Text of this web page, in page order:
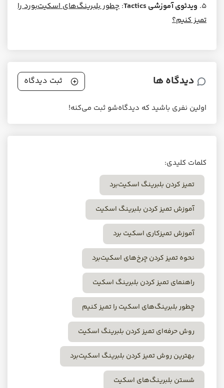
۵. ویدئوی آموزشی Tactics : چطور بلبرینگ‌های اسکیت‌بورد را
تمیز کنیم؟
دیدگاه ها ثبت دیدگاه
اولین نفری باشید که دیدگاه‌شو ثبت می‌کنه!
کلمات کلیدی:
تمیز کردن بلبرینگ اسکیت‌برد
آموزش تمیز کردن بلبرینگ اسکیت
آموزش تمیزکاری اسکیت برد
نحوه تمیز کردن چرخ‌های اسکیت‌برد
راهنمای تمیز کردن بلبرینگ اسکیت
چطور بلبرینگ‌های اسکیت را تمیز کنیم
روش حرفه‌ای تمیز کردن بلبرینگ اسکیت
بهترین روش تمیز کردن بلبرینگ اسکیت‌برد
شستن بلبرینگ‌های اسکیت